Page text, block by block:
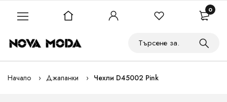
Начало Джапанки Чехли D45002 Pink
0